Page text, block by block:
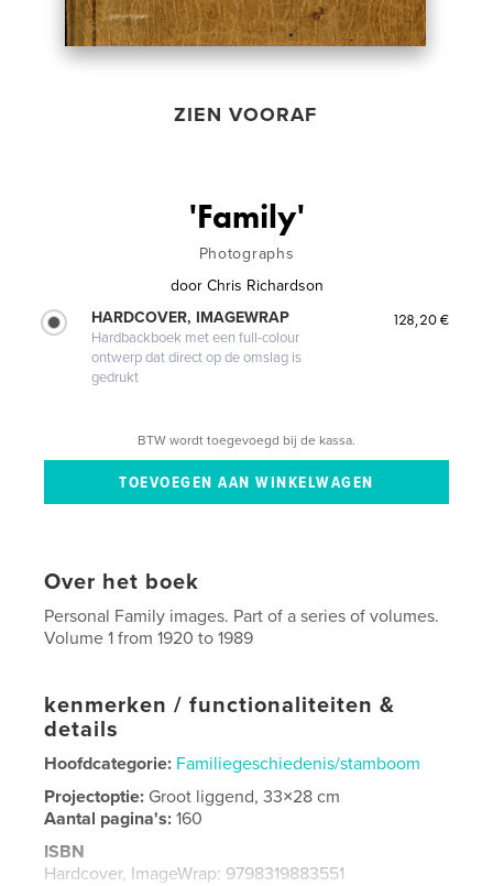
ZIEN VOORAF
'Family'
Photographs
door Chris Richardson
HARDCOVER, IMAGEWRAP
Hardbackboek met een full-colour
ontwerp dat direct op de omslag is
gedrukt
128,20 €
BTW wordt toegevoegd bij de kassa.
Over het boek
Personal Family images. Part of a series of volumes.
Volume 1 from 1920 to 1989
kenmerken / functionaliteiten &
details
Hoofdcategorie: Familiegeschiedenis/stamboom
Projectoptie: Groot liggend, 33×28 cm
Aantal pagina's:160
ISBN
Hardcover, ImageWrap: 9798319883551